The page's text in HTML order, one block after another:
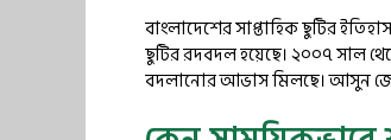
বাংলাদেশের সাপ্তাহিক ছুটির
ছুটির রদবদল হয়েছে। ২০০৭ সাল
বদলানোর আভাস মিলছে। আসুন জেনে